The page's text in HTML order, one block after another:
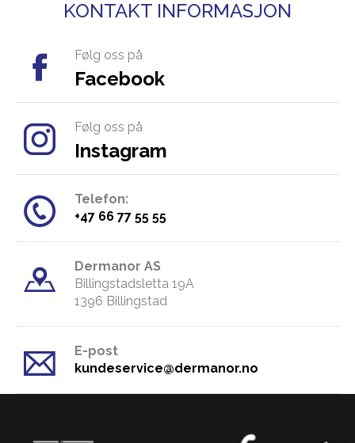
KONTAKT INFORMASJON
Følg oss på
Facebook
Følg oss på
Instagram
Telefon:
​+47 66 77 55 55
Dermanor AS
Billingstadsletta 19A
​1396 Billingstad
E-post
kundeservice@dermanor.no